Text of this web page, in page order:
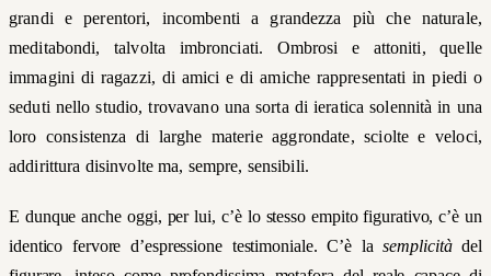
grandi e perentori, incombenti a grandezza più che naturale,
meditabondi, talvolta imbronciati. Ombrosi e attoniti, quelle
immagini di ragazzi, di amici e di amiche rappresentati in piedi o
seduti nello studio, trovavano una sorta di ieratica solennità in una
loro consistenza di larghe materie aggrondate, sciolte e veloci,
addirittura disinvolte ma, sempre, sensibili.
E dunque anche oggi, per lui, c’è lo stesso empito figurativo, c’è un
identico fervore d’espressione testimoniale. C’è lasemplicitàdel